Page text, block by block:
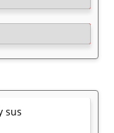
sus